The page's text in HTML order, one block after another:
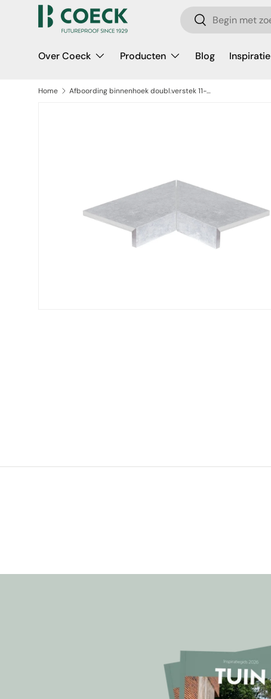
Ga naar inhoud Zoeken
Zoeken
Over Coeck Producten Blog Inspiratie
Home Afboording binnenhoek doubl.verstek 11-25 cm